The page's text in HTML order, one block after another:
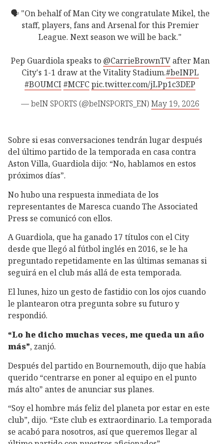
🗣️ "On behalf of Man City we congratulate Mikel, the
staff, players, fans and Arsenal for this Premier
League. Next season we will be back."
Pep Guardiola speaks to @CarrieBrownTVafter Man
City's 1-1 draw at the Vitality Stadium.#beINPL
#BOUMCI #MCFCpic.twitter.com/jLPp1c3DEP
— beIN SPORTS (@beINSPORTS_EN) May 19, 2026
Sobre si esas conversaciones tendrán lugar después
del último partido de la temporada en casa contra
Aston Villa, Guardiola dijo: “No, hablamos en estos
próximos días”.
No hubo una respuesta inmediata de los
representantes de Maresca cuando The Associated
Press se comunicó con ellos.
A Guardiola, que ha ganado 17 títulos con el City
desde que llegó al fútbol inglés en 2016, se le ha
preguntado repetidamente en las últimas semanas si
seguirá en el club más allá de esta temporada.
El lunes, hizo un gesto de fastidio con los ojos cuando
le plantearon otra pregunta sobre su futuro y
respondió.
“Lo he dicho muchas veces, me queda un año
más”, zanjó.
Después del partido en Bournemouth, dijo que había
querido “centrarse en poner al equipo en el punto
más alto” antes de anunciar sus planes.
“Soy el hombre más feliz del planeta por estar en este
club”, dijo. “Este club es extraordinario. La temporada
se acabó para nosotros, así que queremos llegar al